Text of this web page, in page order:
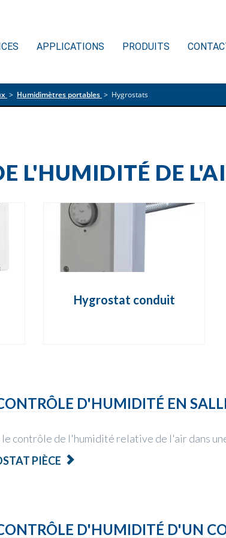
APPLICATIONS PRODUITS
> Humidimètres portables > Hygrostats
L'HUMIDITÉ DE
Hygrostat conduit
D'HUMIDITÉ EN
le contrôle de l'humidité relative de l'air dans
PIÈCE
D'HUMIDITÉ D'UN